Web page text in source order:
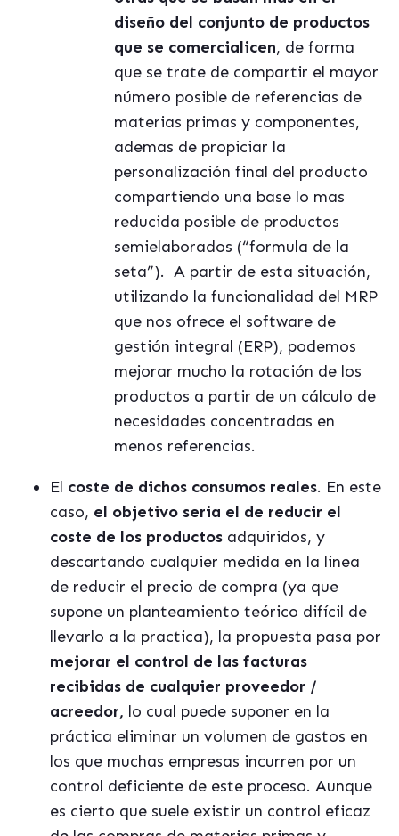
diseño del conjunto de productos
que se comercialicen, de forma
que se trate de compartir el mayor
número posible de referencias de
materias primas y componentes,
ademas de propiciar la
personalización final del producto
compartiendo una base lo mas
reducida posible de productos
semielaborados (“formula de la
seta”). A partir de esta situación,
utilizando la funcionalidad del MRP
que nos ofrece el software de
gestión integral (ERP), podemos
mejorar mucho la rotación de los
productos a partir de un cálculo de
necesidades concentradas en
menos referencias.
El coste de dichos consumos reales. En este
caso, el objetivo seria el de reducir el
coste de los productos adquiridos, y
descartando cualquier medida en la linea
de reducir el precio de compra (ya que
supone un planteamiento teórico difícil de
llevarlo a la practica), la propuesta pasa por
mejorar el control de las facturas
recibidas de cualquier proveedor /
acreedor, lo cual puede suponer en la
práctica eliminar un volumen de gastos en
los que muchas empresas incurren por un
control deficiente de este proceso. Aunque
es cierto que suele existir un control eficaz